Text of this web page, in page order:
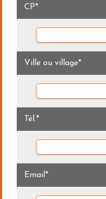
CP*
Ville ou village*
Tél.*
Email*